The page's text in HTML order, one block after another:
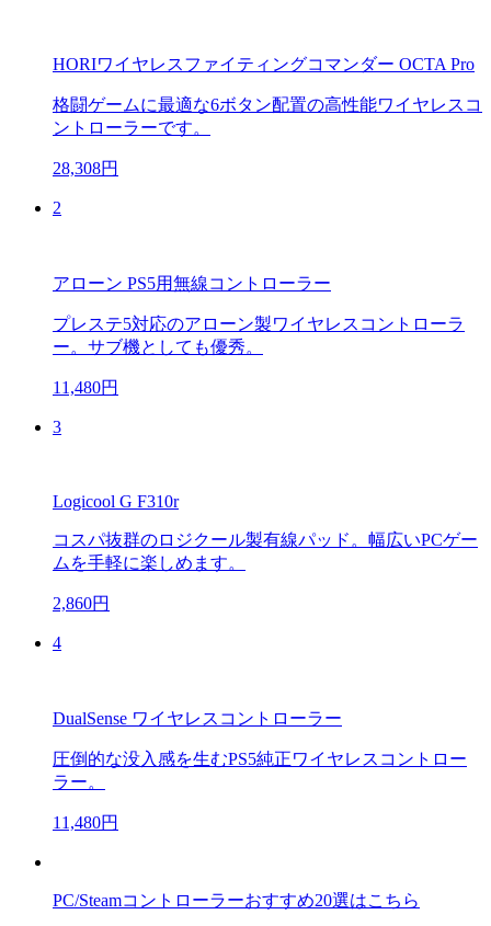
HORIワイヤレスファイティングコマンダー OCTA Pro
格闘ゲームに最適な6ボタン配置の高性能ワイヤレスコ
ントローラーです。
28,308円
2
アローン PS5用無線コントローラー
プレステ5対応のアローン製ワイヤレスコントローラ
ー。サブ機としても優秀。
11,480円
3
Logicool G F310r
コスパ抜群のロジクール製有線パッド。幅広いPCゲー
ムを手軽に楽しめます。
2,860円
4
DualSense ワイヤレスコントローラー
圧倒的な没入感を生むPS5純正ワイヤレスコントロー
ラー。
11,480円
PC/Steamコントローラーおすすめ20選はこちら